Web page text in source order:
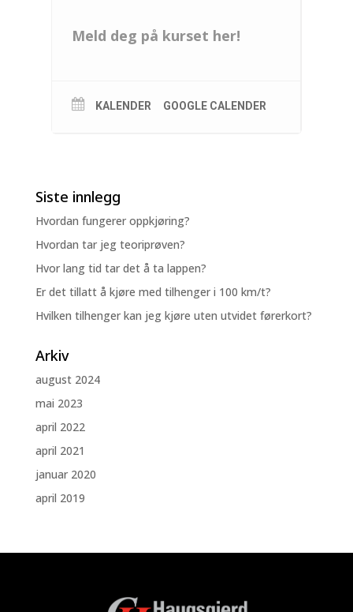
Meld deg på kurset her!
KALENDER GOOGLE CALENDER
Siste innlegg
Hvordan fungerer oppkjøring?
Hvordan tar jeg teoriprøven?
Hvor lang tid tar det å ta lappen?
Er det tillatt å kjøre med tilhenger i 100 km/t?
Hvilken tilhenger kan jeg kjøre uten utvidet førerkort?
Arkiv
august 2024
mai 2023
april 2022
april 2021
januar 2020
april 2019